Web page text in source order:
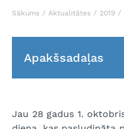
Sākums Aktualitātes 2019
Apakšsadaļas
Jau 28 gadus 1.